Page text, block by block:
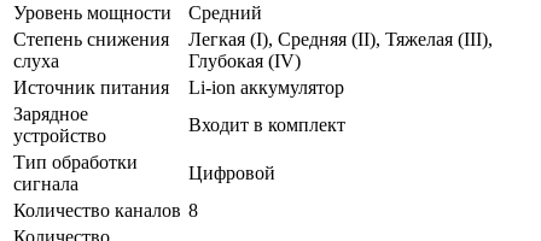
Уровень мощности
Средний
Степень снижения
слуха
Легкая (I), Средняя (II), Тяжелая (III),
Глубокая (IV)
Источник питания
Li-ion аккумулятор
Зарядное
устройство
Входит в комплект
Тип обработки
сигнала
Цифровой
Количество каналов 8
Количество